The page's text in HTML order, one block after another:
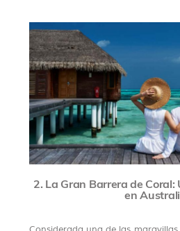
2. La Gran Barrera de
en